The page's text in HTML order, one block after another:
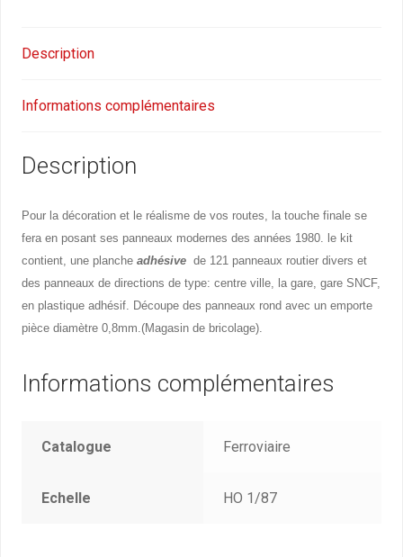
Description
Informations complémentaires
Description
Pour la décoration et le réalisme de vos routes, la touche finale se
fera en posant ses panneaux modernes des années 1980. le kit
contient, une planche adhésive de 121 panneaux routier divers et
des panneaux de directions de type: centre ville, la gare, gare SNCF,
en plastique adhésif. Découpe des panneaux rond avec un emporte
pièce diamètre 0,8mm.(Magasin de bricolage).
Informations complémentaires
Catalogue Ferroviaire
Echelle HO 1/87